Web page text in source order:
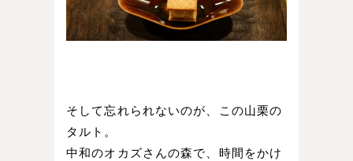
そして忘れられないのが、この山栗の
タルト。
中和のオカズさんの森で、時間をかけ